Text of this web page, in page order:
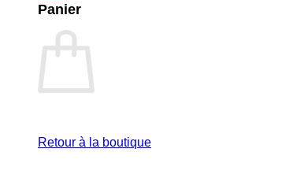
Panier
Retour à la boutique